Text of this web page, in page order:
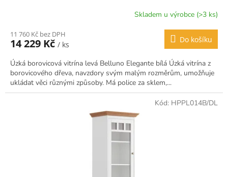
Skladem u výrobce (>3 ks)
11 760 Kč bez DPH
14 229 Kč / ks
Do košíku
Úzká borovicová vitrína levá Belluno Elegante bílá Úzká vitrína z
borovicového dřeva, navzdory svým malým rozměrům, umožňuje
ukládat věci různými způsoby. Má police za sklem,...
Kód: HPPL014B/DL